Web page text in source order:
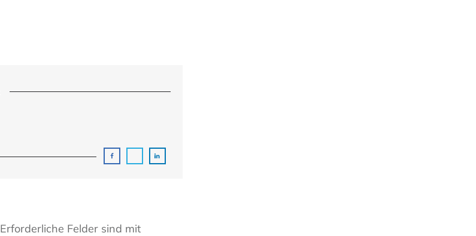
Erforderliche Felder sind mit